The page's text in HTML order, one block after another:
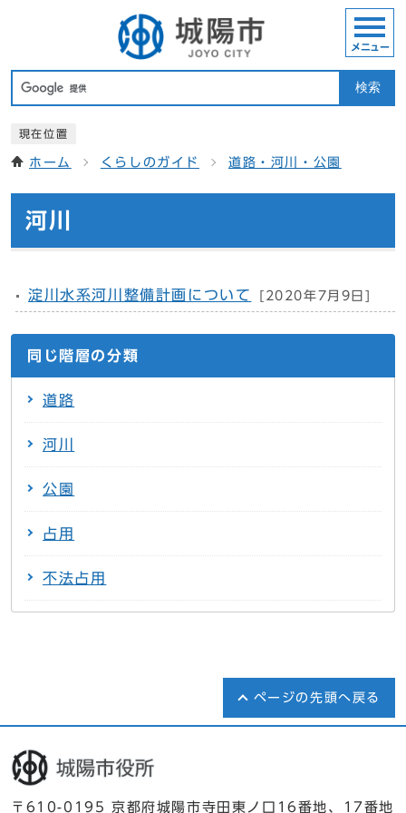
検索
メニュー
現在位置
ホーム くらしのガイド 道路・河川・公園
河川
淀川水系河川整備計画について [2020年7月9日]
同じ階層の分類
道路
河川
公園
占用
不法占用
ページの先頭へ戻る
〒610-0195 京都府城陽市寺田東ノ口16番地、17番地